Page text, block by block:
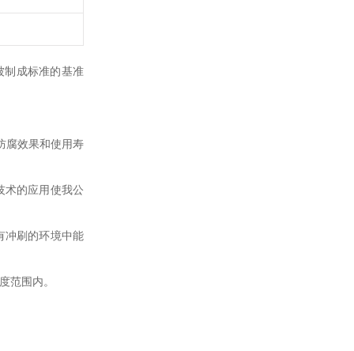
被制成标准的基准
腐效果和使用寿
术的应用使我公
冲刷的环境中能
内。